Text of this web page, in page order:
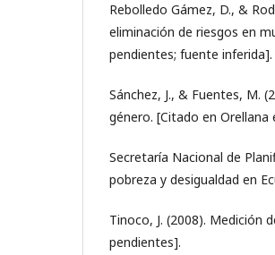
Rebolledo Gámez, D., &
eliminación de riesgos en
pendientes; fuente inferida].
Sánchez, J., & Fuentes, M.
género. [Citado en
Secretaría Nacional de
pobreza y desigualdad en
Tinoco, J. (2008). Medición
pendientes].